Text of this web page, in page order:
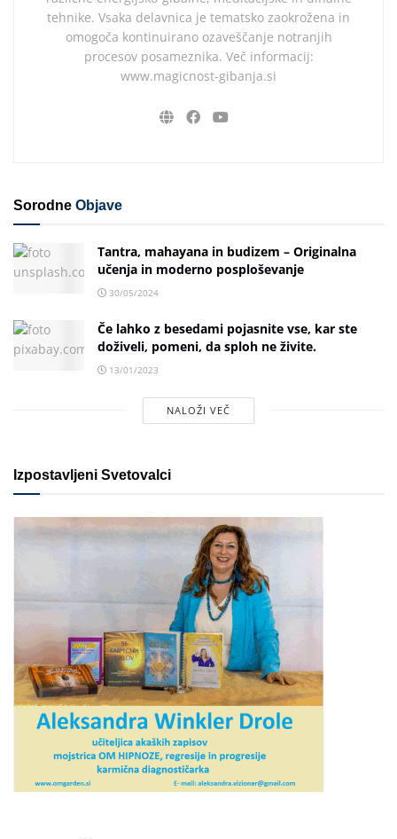
tehnike. Vsaka delavnica je tematsko zaokrožena in
omogoča kontinuirano ozaveščanje notranjih
procesov posameznika. Več informacij:
www.magicnost-gibanja.si
Sorodne Objave
Tantra, mahayana in budizem – Originalna
učenja in moderno posploševanje
30/05/2024
Če lahko z besedami pojasnite vse, kar ste
doživeli, pomeni, da sploh ne živite.
13/01/2023
NALOŽI VEČ
Izpostavljeni Svetovalci